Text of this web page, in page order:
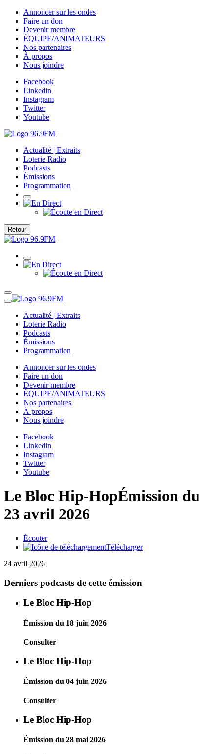
Annoncer sur les ondes
Faire un don
Devenir membre
ÉQUIPE/ANIMATEURS
Nos partenaires
À propos
Nous joindre
Facebook
Linkedin
Instagram
Twitter
Youtube
Actualité | Extraits
Loterie Radio
Podcasts
Émissions
Programmation
Retour
Actualité | Extraits
Loterie Radio
Podcasts
Émissions
Programmation
Annoncer sur les ondes
Faire un don
Devenir membre
ÉQUIPE/ANIMATEURS
Nos partenaires
À propos
Nous joindre
Facebook
Linkedin
Instagram
Twitter
Youtube
Le Bloc Hip-HopÉmission du
23 avril 2026
Écouter
Télécharger
24 avril 2026
Derniers podcasts de cette émission
Le Bloc Hip-Hop
Émission du 18 juin 2026
Consulter
Le Bloc Hip-Hop
Émission du 04 juin 2026
Consulter
Le Bloc Hip-Hop
Émission du 28 mai 2026